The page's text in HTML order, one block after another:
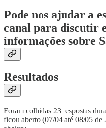
Pode nos ajudar a
canal para discutir
informações sobre
Resultados
Foram colhidas 23 respostas
ficou aberto (07/04 até 08/05 de